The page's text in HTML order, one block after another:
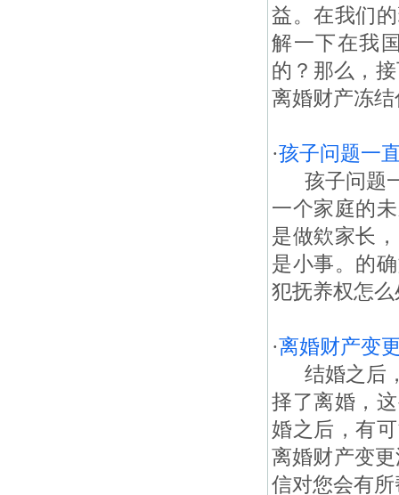
益。在我们
解一下在我
的？那么，
离婚财产冻
·孩子问题一
孩子问题一
一个家庭的
是做欸家长
是小事。的
犯抚养权怎
·离婚财产变
结婚之后，
择了离婚，
婚之后，有
离婚财产变
信对您会有